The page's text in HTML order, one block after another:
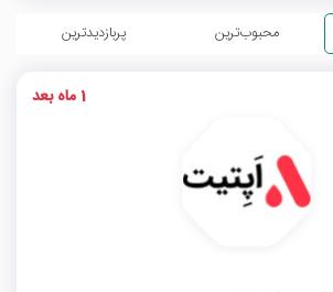
محبوب‌ترین پربازدیدترین
1 ماه بعد